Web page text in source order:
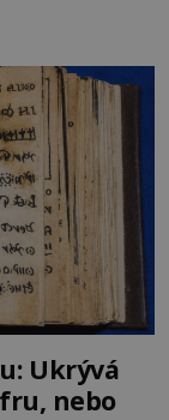
že se
o fascinující
Ukrývá
nebo